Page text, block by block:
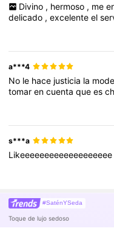
Divino , hermoso , me
delicado ,excelenteel
a***4
No le hace justicia la
tomarencuentaqueesch
s***a
Likeeeeeeeeeeeeeeeeeee
#SaténYSeda
Toque de lujo sedoso